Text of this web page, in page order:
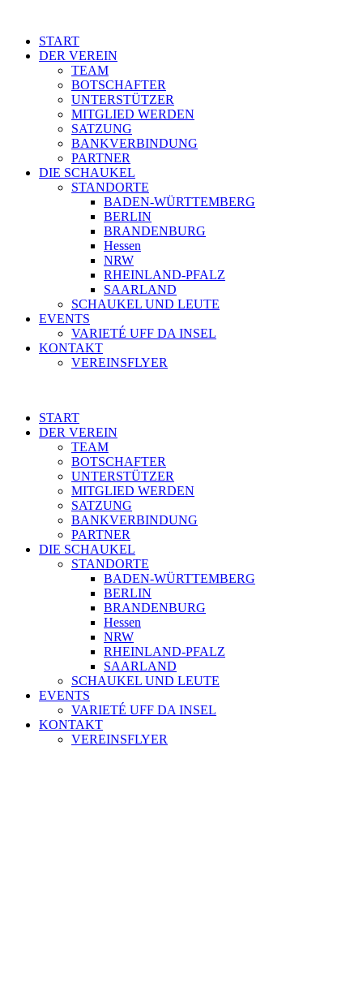
START
DER VEREIN
TEAM
BOTSCHAFTER
UNTERSTÜTZER
MITGLIED WERDEN
SATZUNG
BANKVERBINDUNG
PARTNER
DIE SCHAUKEL
STANDORTE
BADEN-WÜRTTEMBERG
BERLIN
BRANDENBURG
Hessen
NRW
RHEINLAND-PFALZ
SAARLAND
SCHAUKEL UND LEUTE
EVENTS
VARIETÉ UFF DA INSEL
KONTAKT
VEREINSFLYER
START
DER VEREIN
TEAM
BOTSCHAFTER
UNTERSTÜTZER
MITGLIED WERDEN
SATZUNG
BANKVERBINDUNG
PARTNER
DIE SCHAUKEL
STANDORTE
BADEN-WÜRTTEMBERG
BERLIN
BRANDENBURG
Hessen
NRW
RHEINLAND-PFALZ
SAARLAND
SCHAUKEL UND LEUTE
EVENTS
VARIETÉ UFF DA INSEL
KONTAKT
VEREINSFLYER